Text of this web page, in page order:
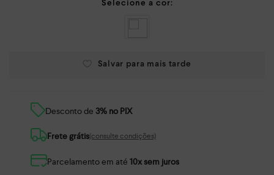
Desconto de 3% no PIX
Frete grátis(consulte condições)
Parcelamento em até 10x sem juros